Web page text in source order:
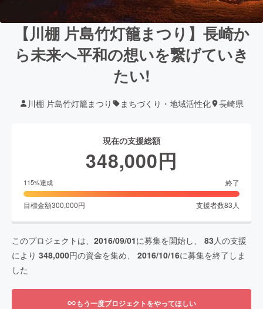
【川棚 片島竹灯籠まつり】長崎か
ら未来へ平和の想いを繋げていき
たい!
川棚 片島竹灯籠まつり まちづくり・地域活性化 長崎県
現在の支援総額
348,000円
115%達成 終了
目標金額300,000円 支援者数83 人
このプロジェクトは、 2016/09/01に募集を開始し、 83 人の支援
により 348,000円の資金を集め、 2016/10/16に募集を終了しま
した
もう一度プロジェクトをやってほしい